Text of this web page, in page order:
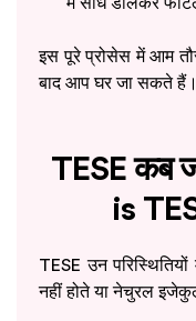
इस पूरे प्रोसेस में आम
बाद आप घर जा सकते हैं।
TESE कब
is
TESE उन
नहीं होते या नेचुरल